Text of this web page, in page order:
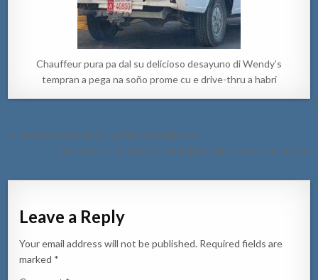
Chauffeur pura pa dal su delicioso desayuno di Wendy’s
tempran a pega na soño prome cu e drive-thru a habri
Post
navigation
← Accidente hit & run na Weg Sero Blanco
“Den Brazil e ta zona” festival di Brazil pa cantica di caya →
Leave a Reply
Your email address will not be published. Required fields are
marked *